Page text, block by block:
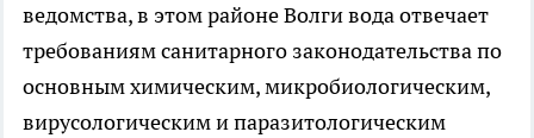
ведомства, в этом районе Волги вода отвечает
требованиям санитарного законодательства по
основным химическим, микробиологическим,
вирусологическим и паразитологическим